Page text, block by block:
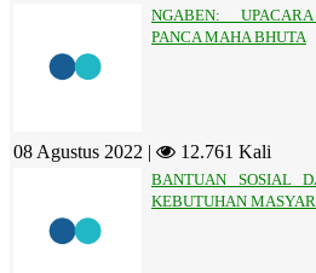
NGABEN:
PANCA MAHA BHUTA
08 Agustus 2022 | 12.761 Kali
BANTUAN SOSIAL
KEBUTUHAN